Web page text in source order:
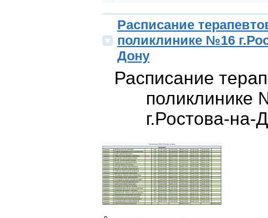
Расписание
поликлинике №16
Дону
Расписание
поликлинике
г.Ростова-на-